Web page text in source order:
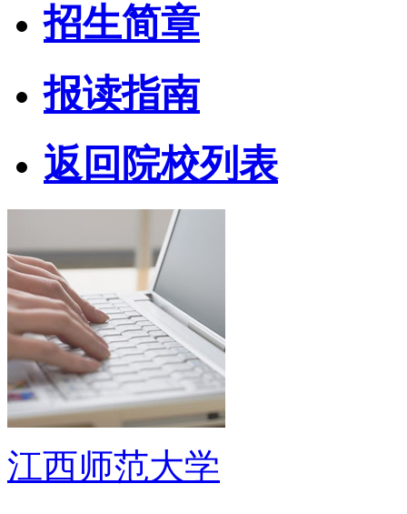
招生简章
报读指南
返回院校列表
江西师范大学